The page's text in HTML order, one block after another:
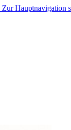
Zur Hauptnavigation